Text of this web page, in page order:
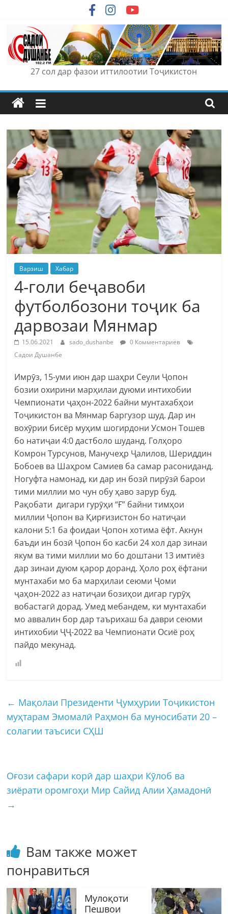
content
27 сол дар фазои иттилоотии Тоҷикистон
Варзиш Хабар
4-голи беҷавоби
футболбозони тоҷик ба
дарвозаи Мянмар
15.06.2021 sado_dushanbe
0 Комментариев
Садои Душанбе
Имрӯз, 15-уми июн дар шаҳри Сеули Ҷопон
бозии охирини марҳилаи дуюми интихобии
Чемпионати ҷаҳон-2022 байни мунтахабҳои
Тоҷикистон ва Мянмар баргузор шуд. Дар ин
вохӯрии бисёр муҳим шогирдони Усмон Тошев
бо натиҷаи 4:0 дастболо шуданд. Голҳоро
Комрон Турсунов, Манучеҳр Ҷалилов, Шериддин
Бобоев ва Шаҳром Самиев ба самар расониданд.
Ногуфта намонад, ки дар ин бозӣ пирӯзӣ барои
тими миллии мо чун обу ҳаво зарур буд.
Рақобати дигари гурӯҳи “Ғ” байни тимҳои
миллии Ҷопон ва Қирғизистон бо натиҷаи
калони 5:1 ба фоидаи Ҷопон хотима ёфт. Акнун
баъди ин бозӣ Ҷопон бо касби 24 хол дар зинаи
якум ва тими миллии мо бо доштани 13 имтиёз
дар зинаи дуюм қарор доранд. Ҳоло роҳ ёфтани
мунтахаби мо ба марҳилаи сеюми Ҷоми
ҷаҳон-2022 аз натиҷаи бозиҳои дигар гурӯҳ
вобастагӣ дорад. Умед мебандем, ки мунтахаби
мо аввалин бор дар таърихаш ба даври сеюми
интихобии ҶҶ-2022 ва Чемпионати Осиё роҳ
пайдо мекунад.
← Мақолаи Президенти Ҷумҳурии Тоҷикистон
муҳтарам Эмомалӣ Раҳмон ба муносибати 20 –
солагии таъсиси СҲШ
Оғози сафари корӣ дар шаҳри Кӯлоб ва
зиёрати оромгоҳи Мир Сайид Алии Ҳамадонӣ
→
Вам также может
понравиться
Мулоқоти
Пешвои